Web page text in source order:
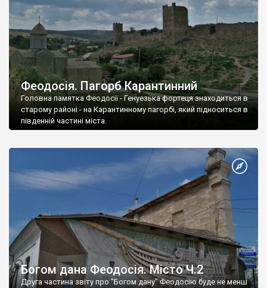
Феодосія. Пагорб Карантинний
Головна памятка Феодосії - Генуезька фортеця знаходиться в
старому районі - на Карантинному пагорбі, який підноситься в
південній частині міста.
Богом дана Феодосія. Місто Ч.2
Друга частина звіту про "Богом дану" Феодосію буде не менш